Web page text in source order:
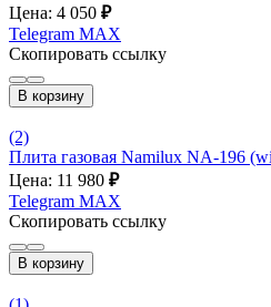
Цена: 4 050 ₽
Telegram MAX
Скопировать ссылку
В корзину
(2)
Плита газовая Namilux NA-196
Цена: 11 980 ₽
Telegram MAX
Скопировать ссылку
В корзину